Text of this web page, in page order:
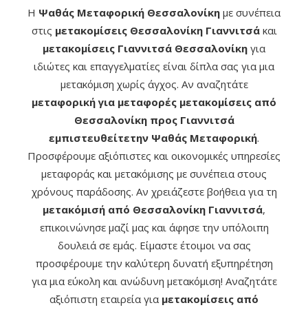
Η Ψαθάς Μεταφορική Θεσσαλονίκη με συνέπεια
στις μετακομίσεις Θεσσαλονίκη Γιαννιτσάκαι
μετακομίσεις Γιαννιτσά Θεσσαλονίκη για
ιδιώτες και επαγγελματίες είναι δίπλα σας για μια
μετακόμιση χωρίς άγχος. Αν αναζητάτε
μεταφορική για μεταφορές μετακομίσεις από
Θεσσαλονίκη προς Γιαννιτσά
εμπιστευθείτετην Ψαθάς Μεταφορική.
Προσφέρουμε αξιόπιστες και οικονομικές υπηρεσίες
μεταφοράς και μετακόμισης με συνέπεια στους
χρόνους παράδοσης. Αν χρειάζεστε βοήθεια για τη
μετακόμισή από Θεσσαλονίκη Γιαννιτσά,
επικοινώνησε μαζί μας και άφησε την υπόλοιπη
δουλειά σε εμάς. Είμαστε έτοιμοι να σας
προσφέρουμε την καλύτερη δυνατή εξυπηρέτηση
για μια εύκολη και ανώδυνη μετακόμιση! Αναζητάτε
αξιόπιστη εταιρεία για μετακομίσεις από